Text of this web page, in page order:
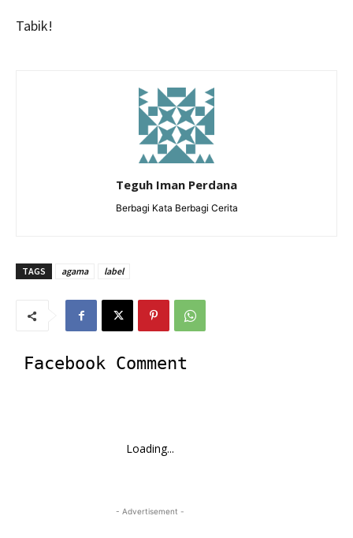
Tabik!
Teguh Iman Perdana
Berbagi Kata Berbagi Cerita
TAGS agama label
Facebook Comment
Loading...
- Advertisement -